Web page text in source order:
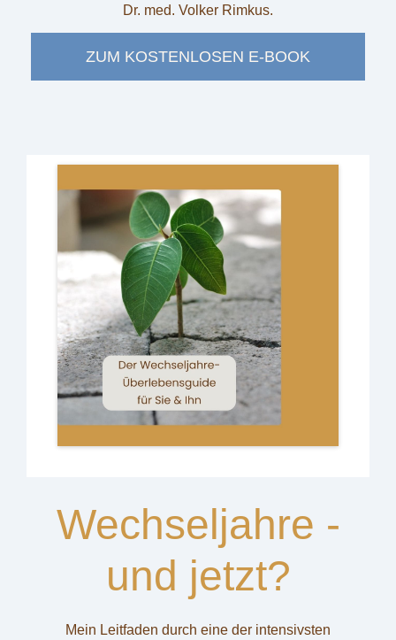
Dr. med. Volker Rimkus.
ZUM KOSTENLOSEN E-BOOK
Wechseljahre -
und jetzt?
Mein Leitfaden durch eine der intensivsten